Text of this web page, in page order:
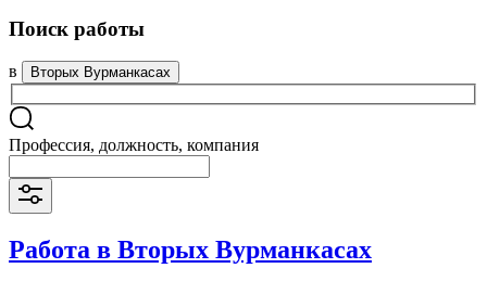
Поиск работы
в Вторых Вурманкасах
Профессия, должность, компания
Работа в Вторых Вурманкасах